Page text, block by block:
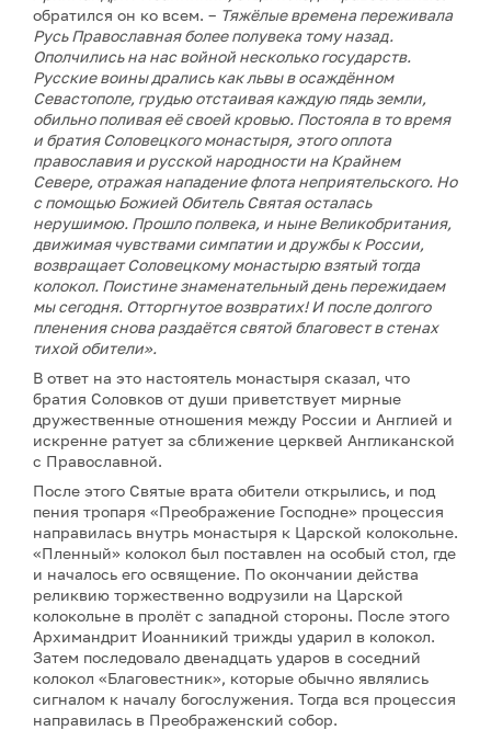
обратился он ко всем. – Тяжёлые времена переживала
Русь Православная более полувека тому назад.
Ополчились на нас войной несколько государств.
Русские воины дрались как львы в осаждённом
Севастополе, грудью отстаивая каждую пядь земли,
обильно поливая её своей кровью. Постояла в то время
и братия Соловецкого монастыря, этого оплота
православия и русской народности на Крайнем
Севере, отражая нападение флота неприятельского. Но
с помощью Божией Обитель Святая осталась
нерушимою. Прошло полвека, и ныне Великобритания,
движимая чувствами симпатии и дружбы к России,
возвращает Соловецкому монастырю взятый тогда
колокол. Поистине знаменательный день пережидаем
мы сегодня. Отторгнутое возвратих! И после долгого
пленения снова раздаётся святой благовест в стенах
тихой обители».
В ответ на это настоятель монастыря сказал, что
братия Соловков от души приветствует мирные
дружественные отношения между России и Англией и
искренне ратует за сближение церквей Англиканской
с Православной.
После этого Святые врата обители открылись, и под
пения тропаря «Преображение Господне» процессия
направилась внутрь монастыря к Царской колокольне.
«Пленный» колокол был поставлен на особый стол, где
и началось его освящение. По окончании действа
реликвию торжественно водрузили на Царской
колокольне в пролёт с западной стороны. После этого
Архимандрит Иоанникий трижды ударил в колокол.
Затем последовало двенадцать ударов в соседний
колокол «Благовестник», которые обычно являлись
сигналом к началу богослужения. Тогда вся процессия
направилась в Преображенский собор.